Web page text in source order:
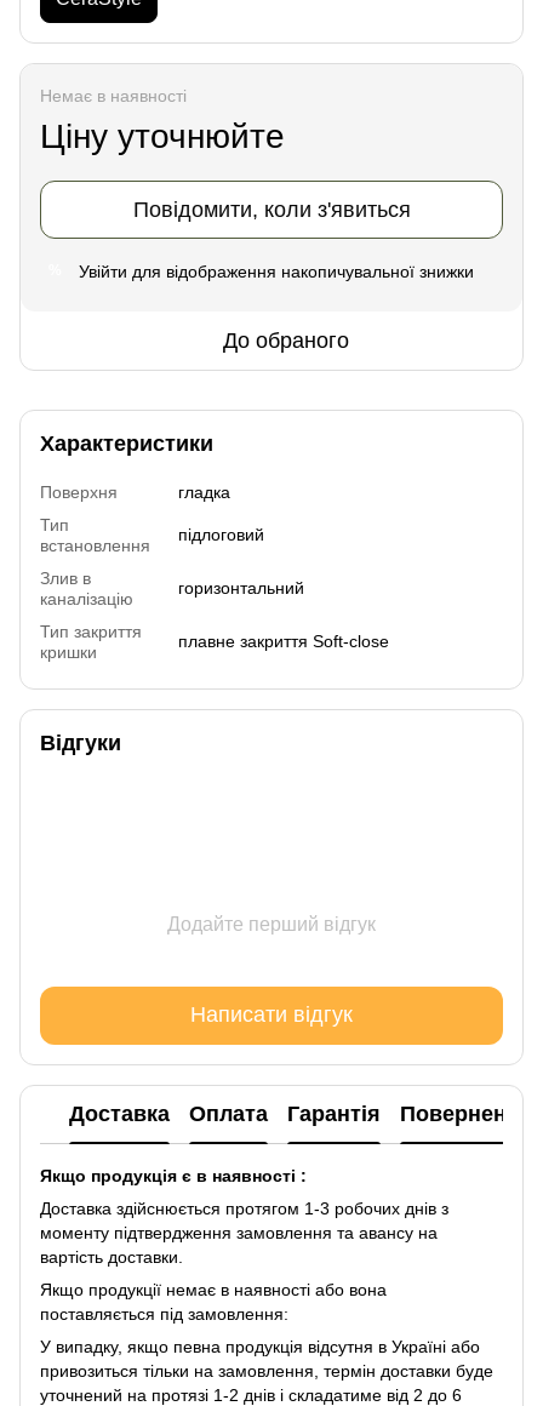
Немає в наявності
Ціну уточнюйте
Повідомити, коли з'явиться
Увійти для відображення накопичувальної знижки
До обраного
Характеристики
Поверхня
гладка
Тип
встановлення
підлоговий
Злив в
каналізацію
горизонтальний
Тип закриття
кришки
плавне закриття Soft-close
Відгуки
Додайте перший відгук
Написати відгук
Доставка Оплата Гарантія Повернення
Якщо продукція є в наявності :
Доставка здійснюється протягом 1-3 робочих днів з
моменту підтвердження замовлення та авансу на
вартість доставки.
Якщо продукції немає в наявності або вона
поставляється під замовлення:
У випадку, якщо певна продукція відсутня в Україні або
привозиться тільки на замовлення, термін доставки буде
уточнений на протязі 1-2 днів і складатиме від 2 до 6